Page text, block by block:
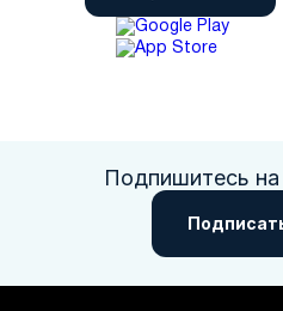
Подпишитесь